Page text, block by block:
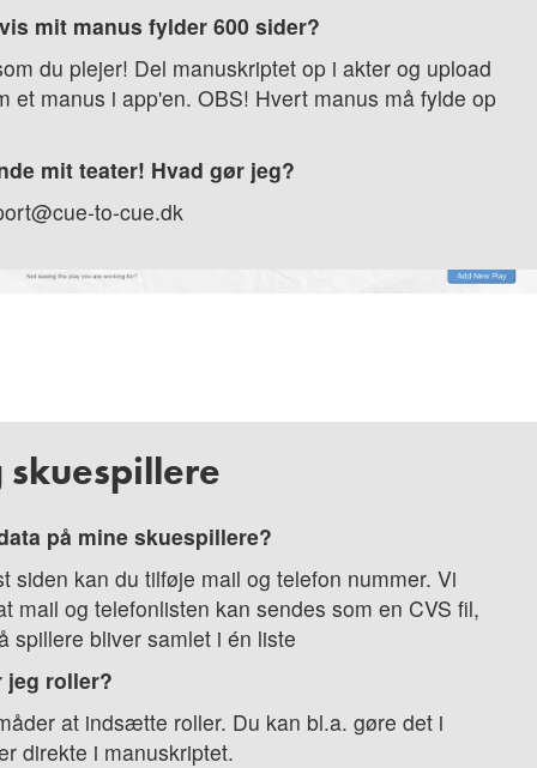
mit manus fylder 600 sider?
du plejer! Del manuskriptet op i akter og upload
et manus i app'en. OBS! Hvert manus må fylde op
mit teater! Hvad gør jeg?
to-cue.dk
skuespillere
på mine skuespillere?
siden kan du tilføje mail og telefon nummer. Vi
mail og telefonlisten kan sendes som en CVS fil,
spillere bliver samlet i én liste
roller?
at indsætte roller. Du kan bl.a. gøre det i
direkte i manuskriptet.